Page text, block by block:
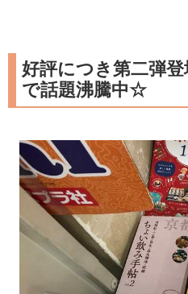
好評につき第二弾
で話題沸騰中☆